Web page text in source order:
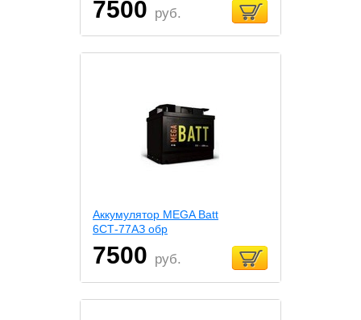
7500 руб.
Аккумулятор MEGA Batt
6СТ-77АЗ обр
7500 руб.